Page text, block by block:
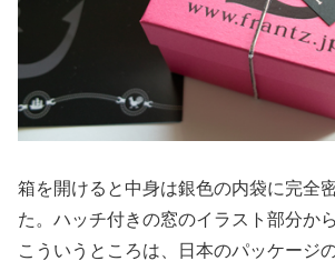
箱を開けると中身は銀色の内袋に完全
た。ハッチ付きの窓のイラスト部分か
こういうところは、日本のパッケージ